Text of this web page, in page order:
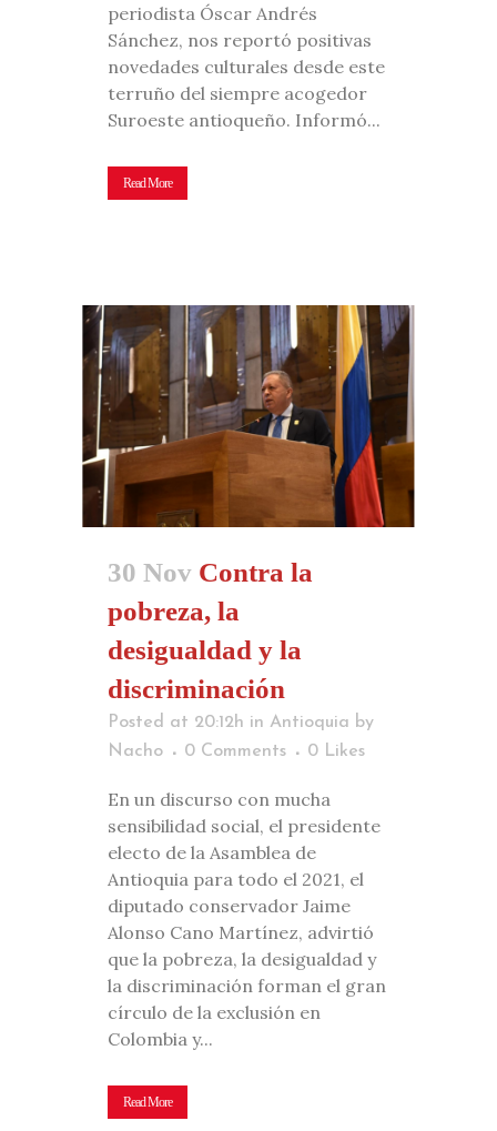
periodista Óscar Andrés
Sánchez, nos reportó positivas
novedades culturales desde este
terruño del siempre acogedor
Suroeste antioqueño. Informó...
Read More
30 Nov Contra la
pobreza, la
desigualdad y la
discriminación
Posted at 20:12h in Antioquia by
Nacho
0 Comments 0 Likes
En un discurso con mucha
sensibilidad social, el presidente
electo de la Asamblea de
Antioquia para todo el 2021, el
diputado conservador Jaime
Alonso Cano Martínez, advirtió
que la pobreza, la desigualdad y
la discriminación forman el gran
círculo de la exclusión en
Colombia y...
Read More